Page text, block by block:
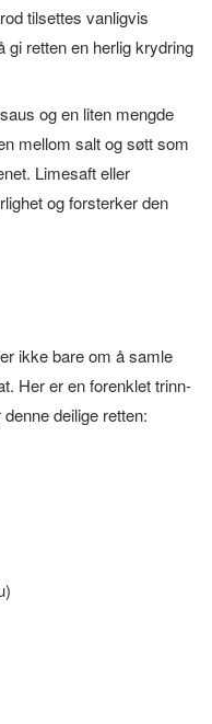
tilsettes vanligvis
gi retten en herlig krydring
og en liten mengde
mellom salt og søtt som
Limesaft eller
og forsterker den
ikke bare om å samle
Her er en forenklet trinn-
deilige retten: